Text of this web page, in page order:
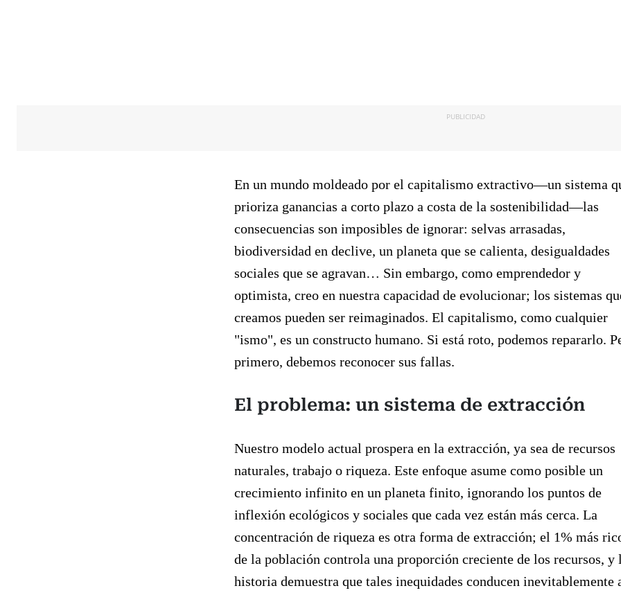
PUBLICIDAD
En un mundo moldeado por el capitalismo extractivo—un sistema
prioriza ganancias a corto plazo a costa de la sostenibilidad—las
consecuencias son imposibles de ignorar: selvas arrasadas,
biodiversidad en declive, un planeta que se calienta, desigualdades
sociales que se agravan… Sin embargo, como emprendedor y
optimista, creo en nuestra capacidad de evolucionar; los sistemas
creamos pueden ser reimaginados. El capitalismo, como cualquier
"ismo", es un constructo humano. Si está roto, podemos repararlo.
primero, debemos reconocer sus fallas.
El problema: un sistema de extracción
Nuestro modelo actual prospera en la extracción, ya sea de recursos
naturales, trabajo o riqueza. Este enfoque asume como posible un
crecimiento infinito en un planeta finito, ignorando los puntos de
inflexión ecológicos y sociales que cada vez están más cerca. La
concentración de riqueza es otra forma de extracción; el 1% más
de la población controla una proporción creciente de los recursos, y
historia demuestra que tales inequidades conducen inevitablemente